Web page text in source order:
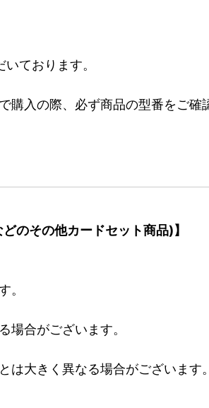
ております。
入の際、必ず商品の型番をご確
のその他カードセット商品)】
。
場合がございます。
は大きく異なる場合がございます。